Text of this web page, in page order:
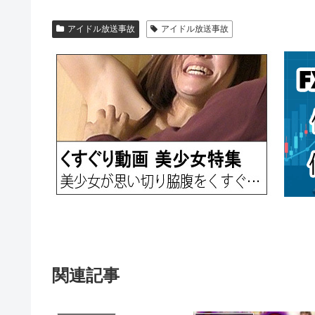
アイドル放送事故 アイドル放送事故
関連記事